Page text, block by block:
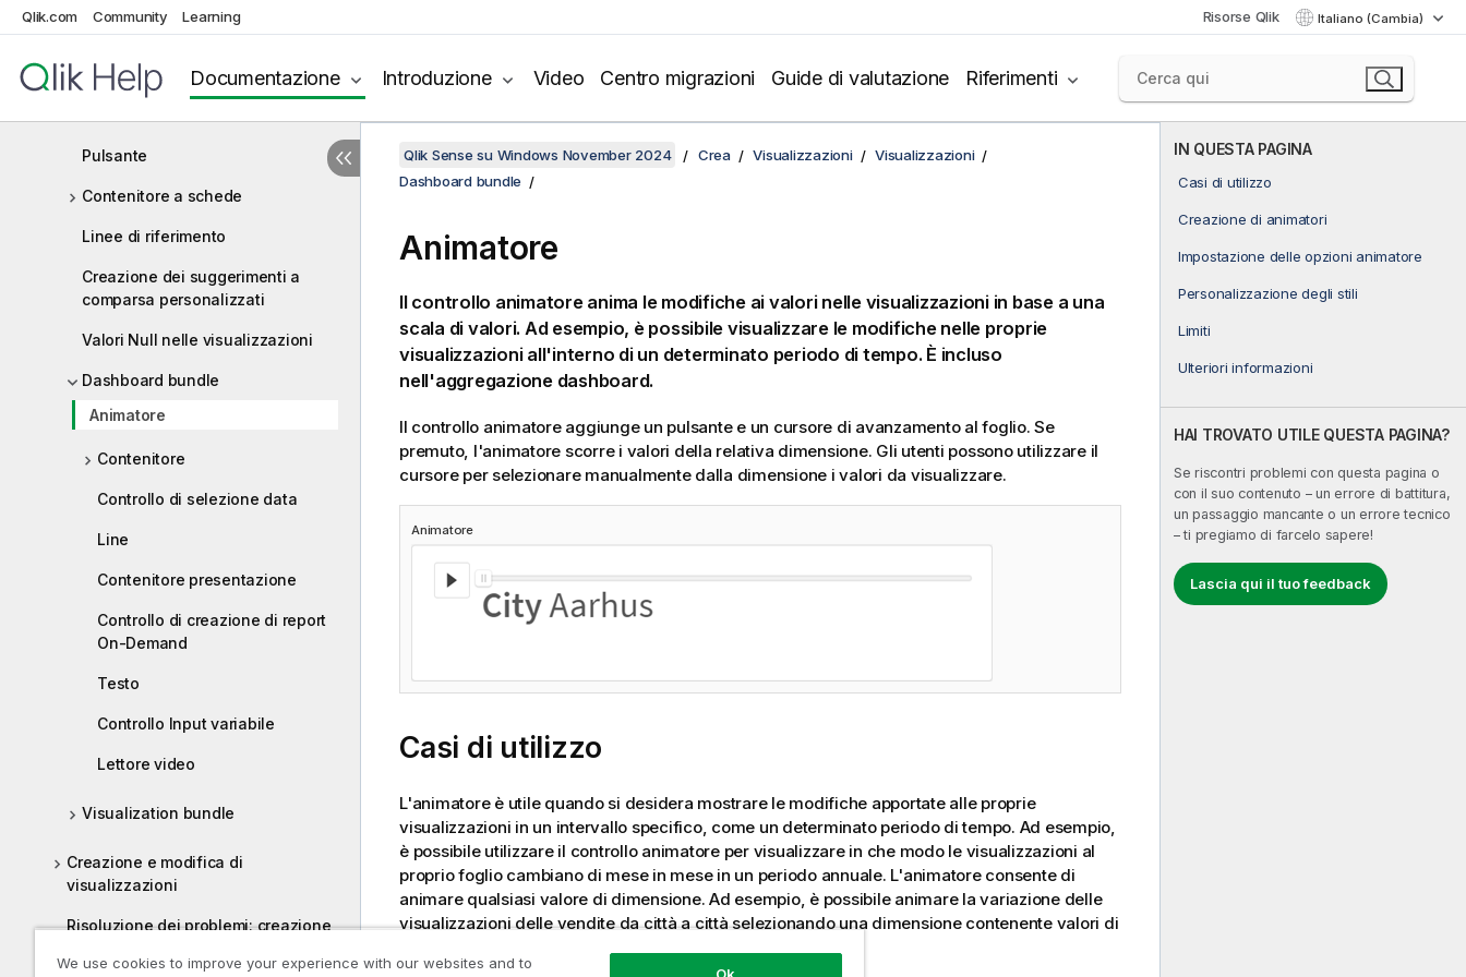
Qlik.com Community Learning Risorse Qlik Italiano (Cambia)
Documentazione Introduzione Video Centro migrazioni Guide di valutazione Riferimenti
Testo e immagine
Mappa ad albero
Pulsante
Contenitore a schede
Linee di riferimento
Creazione dei suggerimenti a
comparsa personalizzati
Valori Null nelle visualizzazioni
Dashboard bundle
Animatore
Contenitore
Controllo di selezione data
Line
Contenitore presentazione
Controllo di creazione di report
On-Demand
Testo
Controllo Input variabile
Lettore video
Visualization bundle
Creazione e modifica di
visualizzazioni
Risoluzione dei problemi: creazione
IN QUESTA PAGINA
Casi di utilizzo
Creazione di animatori
Impostazione delle opzioni animatore
Personalizzazione degli stili
Limiti
Ulteriori informazioni
HAI TROVATO UTILE QUESTA PAGINA?
Se riscontri problemi con questa pagina o
con il suo contenuto – un errore di battitura,
un passaggio mancante o un errore tecnico
– ti pregiamo di farcelo sapere!
Lascia qui il tuo feedback
Qlik Sense su Windows November 2024 Crea Visualizzazioni
Visualizzazioni
Dashboard bundle
Animatore
Il controllo animatore anima le modifiche ai valori nelle visualizzazioni in base a una
scala di valori. Ad esempio, è possibile visualizzare le modifiche nelle proprie
visualizzazioni all'interno di un determinato periodo di tempo. È incluso
nell'aggregazione dashboard.
Il controllo animatore aggiunge un pulsante e un cursore di avanzamento al foglio. Se
premuto, l'animatore scorre i valori della relativa dimensione. Gli utenti possono utilizzare il
cursore per selezionare manualmente dalla dimensione i valori da visualizzare.
Animatore
Casi di utilizzo
L'animatore è utile quando si desidera mostrare le modifiche apportate alle proprie
visualizzazioni in un intervallo specifico, come un determinato periodo di tempo. Ad esempio,
è possibile utilizzare il controllo animatore per visualizzare in che modo le visualizzazioni al
proprio foglio cambiano di mese in mese in un periodo annuale. L'animatore consente di
animare qualsiasi valore di dimensione. Ad esempio, è possibile animare la variazione delle
visualizzazioni delle vendite da città a città selezionando una dimensione contenente valori di
We use cookies to improve your experience with our websites and to